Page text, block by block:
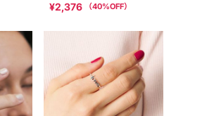
¥2,376 （40%OFF）